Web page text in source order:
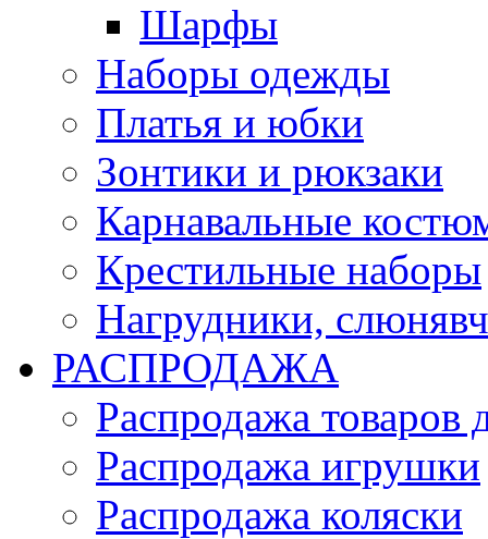
Шарфы
Наборы одежды
Платья и юбки
Зонтики и рюкзаки
Карнавальные
Крестильные наборы
Нагрудники,
РАСПРОДАЖА
Распродажа товаров
Распродажа игрушки
Распродажа коляски